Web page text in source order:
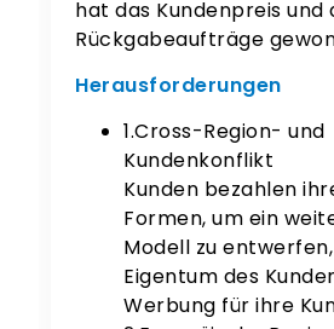
hat das Kundenpreis und
Rückgabeaufträge
Herausforderungen
1.Cross-Region- und
Kundenkonflikt
Kunden bezahlen
Formen, um ein
Modell zu
Eigentum des
Werbung für ihre